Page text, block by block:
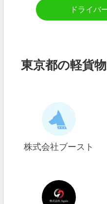
ドライバ
東京都の軽貨
株式会社ブースト